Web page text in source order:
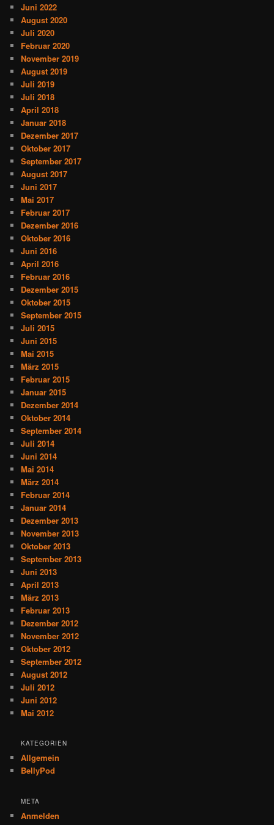
Juni 2022
August 2020
Juli 2020
Februar 2020
November 2019
August 2019
Juli 2019
Juli 2018
April 2018
Januar 2018
Dezember 2017
Oktober 2017
September 2017
August 2017
Juni 2017
Mai 2017
Februar 2017
Dezember 2016
Oktober 2016
Juni 2016
April 2016
Februar 2016
Dezember 2015
Oktober 2015
September 2015
Juli 2015
Juni 2015
Mai 2015
März 2015
Februar 2015
Januar 2015
Dezember 2014
Oktober 2014
September 2014
Juli 2014
Juni 2014
Mai 2014
März 2014
Februar 2014
Januar 2014
Dezember 2013
November 2013
Oktober 2013
September 2013
Juni 2013
April 2013
März 2013
Februar 2013
Dezember 2012
November 2012
Oktober 2012
September 2012
August 2012
Juli 2012
Juni 2012
Mai 2012
KATEGORIEN
Allgemein
BellyPod
META
Anmelden